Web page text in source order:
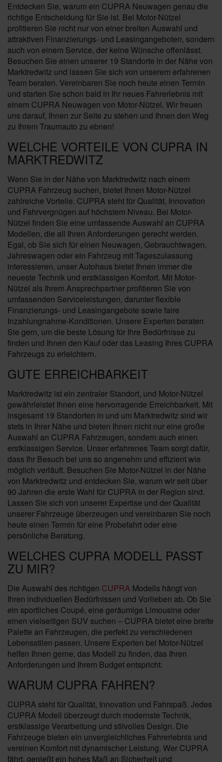
Entdecken Sie, warum ein CUPRA Neuwagen genau die
richtige Entscheidung für Sie ist. Bei Motor-Nützel
profitieren Sie nicht nur von einer breiten Auswahl und
attraktiven Finanzierungs- und Leasingangeboten, sondern
auch von einem Service, der keine Wünsche offenlässt.
Besuchen Sie einen unserer 19 Standorte in der Nähe von
Marktredwitz und lassen Sie sich von unserem erfahrenen
Team beraten. Vereinbaren Sie noch heute einen Termin
und starten Sie schon bald in Ihr neues Fahrerlebnis mit
einem CUPRA Neuwagen von Motor-Nützel. Wir freuen
uns darauf, Ihnen zur Seite zu stehen und Ihnen den Weg
zu Ihrem Traumauto zu ebnen!
WELCHE VORTEILE VON CUPRA IN
MARKTREDWITZ
Wenn Sie in der Nähe von Marktredwitz nach einem
CUPRA Fahrzeug suchen, bietet Ihnen Motor-Nützel
zahlreiche Vorteile. CUPRA steht für Qualität, Innovation
und Fahrvergnügen auf höchstem Niveau. Bei Motor-
Nützel finden Sie eine umfassende Auswahl an CUPRA
Modellen, die all Ihren Anforderungen gerecht werden.
Egal, ob Sie sich für einen Neuwagen, Gebrauchtwagen,
Jahreswagen oder ein Fahrzeug mit Tageszulassung
interessieren, unser Autohaus bietet Ihnen immer die
neueste Technik und erstklassigen Komfort. Mit Motor-
Nützel als Ihrem Ansprechpartner profitieren Sie von
umfassenden Serviceleistungen, darunter flexible
Finanzierungs- und Leasingangebote sowie faire
Inzahlungnahme-Konditionen. Unsere Experten beraten
Sie gern, um die beste Lösung für Ihre Bedürfnisse zu
finden und Ihnen den Kauf oder das Leasing Ihres CUPRA
Fahrzeugs zu erleichtern.
GUTE ERREICHBARKEIT
Marktredwitz ist ein zentraler Standort, und Motor-Nützel
gewährleistet Ihnen eine hervorragende Erreichbarkeit. Mit
insgesamt 19 Standorten in und um Marktredwitz sind wir
stets in Ihrer Nähe und bieten Ihnen nicht nur eine große
Auswahl an CUPRA Fahrzeugen, sondern auch einen
erstklassigen Service. Unser erfahrenes Team sorgt dafür,
dass Ihr Besuch bei uns so angenehm und effizient wie
möglich verläuft. Besuchen Sie Motor-Nützel in der Nähe
von Marktredwitz und entdecken Sie, warum wir seit über
90 Jahren die erste Wahl für CUPRA in der Region sind.
Lassen Sie sich von unserer Expertise und der Qualität
unserer Fahrzeuge überzeugen und vereinbaren Sie noch
heute einen Termin für eine Probefahrt oder eine
persönliche Beratung.
WELCHES CUPRA MODELL PASST
ZU MIR?
Die Auswahl des richtigen CUPRA Modells hängt von
Ihren individuellen Bedürfnissen und Vorlieben ab. Ob Sie
ein sportliches Coupé, eine geräumige Limousine oder
einen vielseitigen SUV suchen – CUPRA bietet eine breite
Palette an Fahrzeugen, die perfekt zu verschiedenen
Lebensstilen passen. Unsere Experten bei Motor-Nützel
helfen Ihnen gerne, das Modell zu finden, das Ihren
Anforderungen und Ihrem Budget entspricht.
WARUM CUPRA FAHREN?
CUPRA steht für Qualität, Innovation und Fahrspaß. Jedes
CUPRA Modell überzeugt durch modernste Technik,
erstklassige Verarbeitung und stilvolles Design. Die
Fahrzeuge bieten ein unvergleichliches Fahrerlebnis und
vereinen Komfort mit dynamischer Leistung. Wer CUPRA
fährt, genießt ein hohes Maß an Sicherheit und